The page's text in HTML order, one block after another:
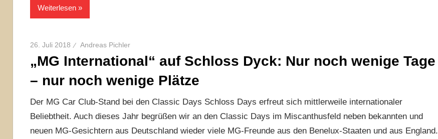
Weiterlesen
26. Juli 2018 Andreas Pichler
„MG International“ auf Schloss Dyck: Nur noch wenige Tage
– nur noch wenige Plätze
Der MG Car Club-Stand bei den Classic Days Schloss Days erfreut sich mittlerweile internationaler
Beliebtheit. Auch dieses Jahr begrüßen wir an den Classic Days im Miscanthusfeld neben bekannten und
neuen MG-Gesichtern aus Deutschland wieder viele MG-Freunde aus den Benelux-Staaten und aus England.